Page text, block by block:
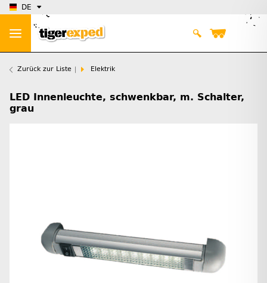
DE
Zurück zur Liste Elektrik
LED Innenleuchte, schwenkbar, m. Schalter,
grau